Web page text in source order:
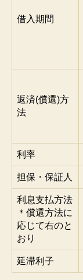
借入期間
返済(償還)方
法
利率
担保・保証人
利息支払方法
＊償還方法に
応じて右のと
おり
延滞利子